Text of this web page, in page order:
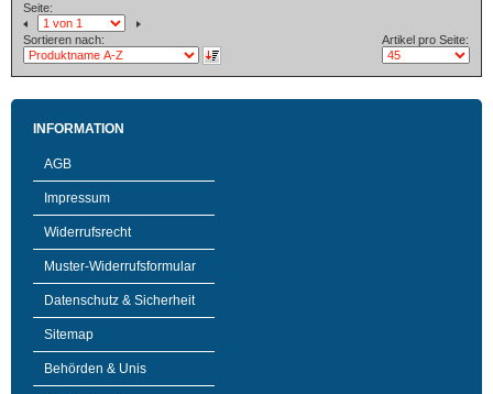
Seite:
Sortieren nach: Artikel pro Seite:
INFORMATION
AGB
Impressum
Widerrufsrecht
Muster-Widerrufsformular
Datenschutz & Sicherheit
Sitemap
Behörden & Unis